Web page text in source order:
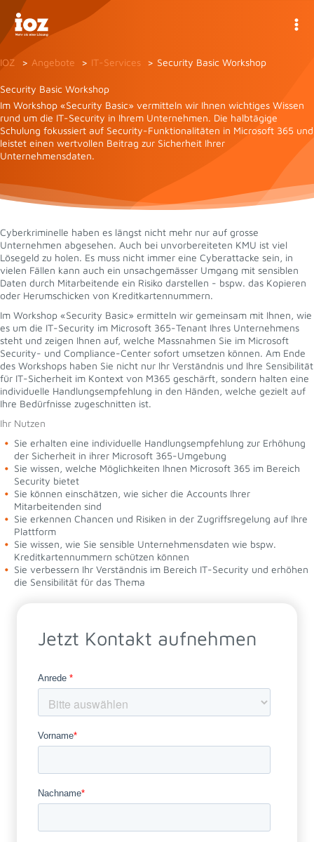
Inhalt
springen
IOZ Angebote IT-Services Security Basic Workshop
Security Basic Workshop
Im Workshop «Security Basic» vermitteln wir Ihnen wichtiges Wissen
rund um die IT-Security in Ihrem Unternehmen. Die halbtägige
Schulung fokussiert auf Security-Funktionalitäten in Microsoft 365 und
leistet einen wertvollen Beitrag zur Sicherheit Ihrer
Unternehmensdaten.
Cyberkriminelle haben es längst nicht mehr nur auf grosse
Unternehmen abgesehen. Auch bei unvorbereiteten KMU ist viel
Lösegeld zu holen. Es muss nicht immer eine Cyberattacke sein, in
vielen Fällen kann auch ein unsachgemässer Umgang mit sensiblen
Daten durch Mitarbeitende ein Risiko darstellen - bspw. das Kopieren
oder Herumschicken von Kreditkartennummern.
Im Workshop «Security Basic» ermitteln wir gemeinsam mit Ihnen, wie
es um die IT-Security im Microsoft 365-Tenant Ihres Unternehmens
steht und zeigen Ihnen auf, welche Massnahmen Sie im Microsoft
Security- und Compliance-Center sofort umsetzen können. Am Ende
des Workshops haben Sie nicht nur Ihr Verständnis und Ihre Sensibilität
für IT-Sicherheit im Kontext von M365 geschärft, sondern halten eine
individuelle Handlungsempfehlung in den Händen, welche gezielt auf
Ihre Bedürfnisse zugeschnitten ist.
Ihr Nutzen
Sie erhalten eine individuelle Handlungsempfehlung zur Erhöhung
der Sicherheit in ihrer Microsoft 365-Umgebung
Sie wissen, welche Möglichkeiten Ihnen Microsoft 365 im Bereich
Security bietet
Sie können einschätzen, wie sicher die Accounts Ihrer
Mitarbeitenden sind
Sie erkennen Chancen und Risiken in der Zugriffsregelung auf Ihre
Plattform
Sie wissen, wie Sie sensible Unternehmensdaten wie bspw.
Kreditkartennummern schützen können
Sie verbessern Ihr Verständnis im Bereich IT-Security und erhöhen
die Sensibilität für das Thema
Jetzt Kontakt aufnehmen